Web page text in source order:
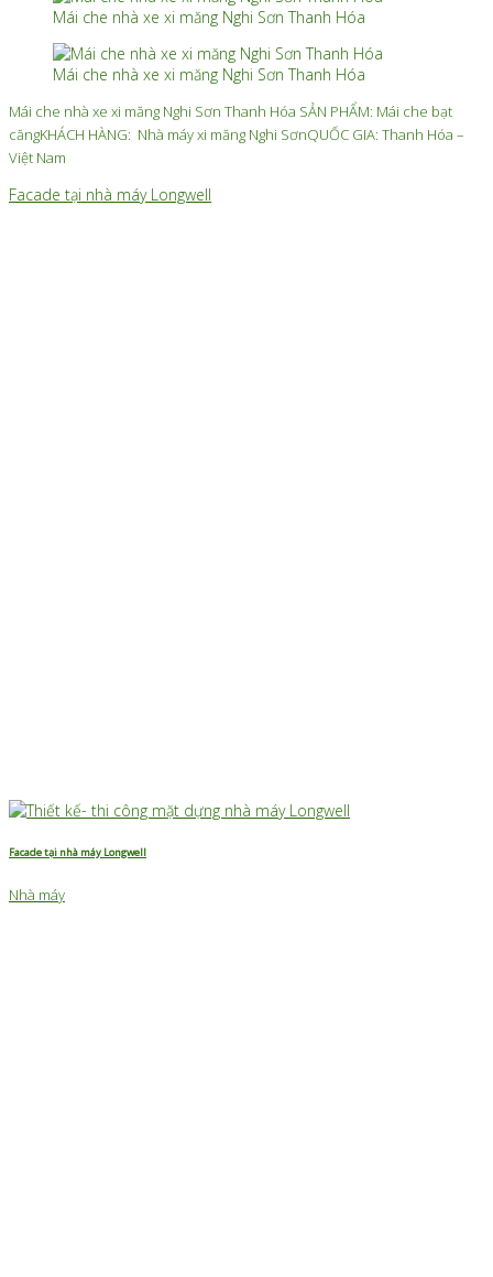
Mái che nhà xe xi măng Nghi Sơn Thanh Hóa
Mái che nhà xe xi măng Nghi Sơn Thanh Hóa
Mái che nhà xe xi măng Nghi Sơn Thanh Hóa SẢN PHẨM: Mái che bạt
căngKHÁCH HÀNG: Nhà máy xi măng Nghi SơnQUỐC GIA: Thanh Hóa –
Việt Nam
Facade tại nhà máy Longwell
Facade tại nhà máy Longwell
Nhà máy